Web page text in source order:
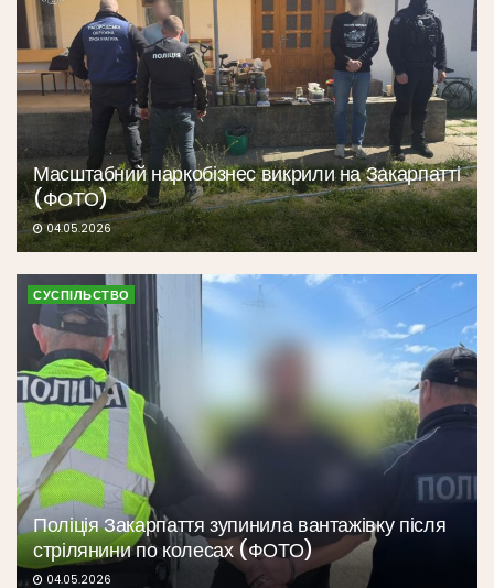
Масштабний наркобізнес викрили на Закарпатті
(ФОТО)
04.05.2026
СУСПІЛЬСТВО
Поліція Закарпаття зупинила вантажівку після
стрілянини по колесах (ФОТО)
04.05.2026